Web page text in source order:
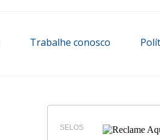
Trabalhe conosco
SELOS